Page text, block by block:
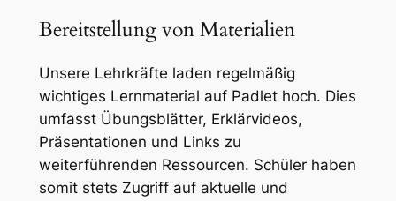
Bereitstellung von Materialien
Unsere Lehrkräfte laden regelmäßig
wichtiges Lernmaterial auf Padlet hoch. Dies
umfasst Übungsblätter, Erklärvideos,
Präsentationen und Links zu
weiterführenden Ressourcen. Schüler haben
somit stets Zugriff auf aktuelle und